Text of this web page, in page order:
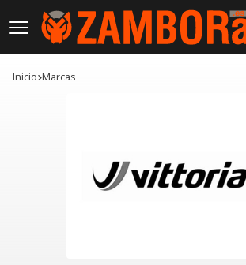
Inicio marcas